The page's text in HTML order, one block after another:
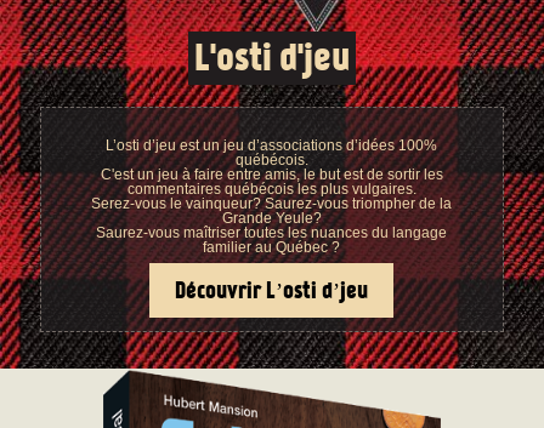
L'osti d'jeu
L’osti d’jeu est un jeu d’associations d’idées 100%
québécois.
C'est un jeu à faire entre amis, le but est de sortir les
commentaires québécois les plus vulgaires.
Serez-vous le vainqueur? Saurez-vous triompher de la
Grande Yeule?
Saurez-vous maîtriser toutes les nuances du langage
familier au Québec ?
Découvrir L’osti d’jeu